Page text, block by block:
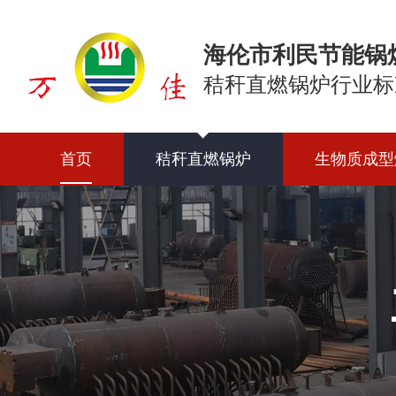
海伦市利民节能锅
秸秆直燃锅炉行业
首页 秸秆直燃锅炉 生物质成